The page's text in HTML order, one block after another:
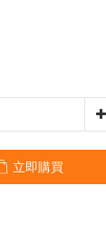
立即購買